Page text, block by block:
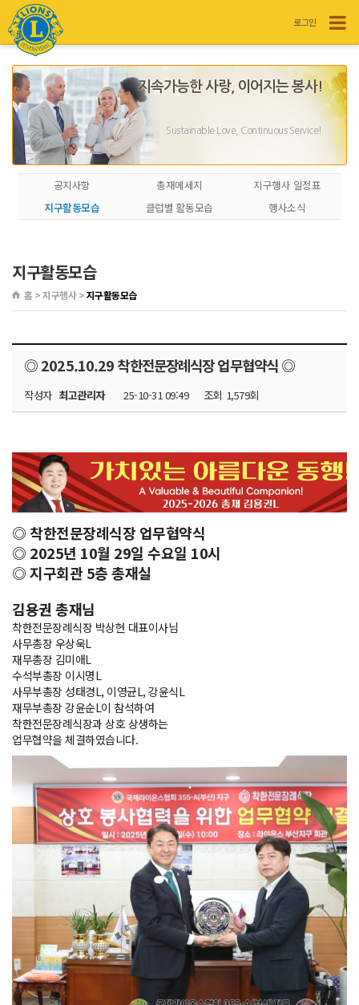
로그인
지속가능한 사랑, 이어지는 봉사!
Sustainable Love, Continuous Service!
공지사항 총재메세지
지구행사 일정표
지구활동모습
클럽별 활동모습 행사소식
지구활동모습
홈 > 지구행사 >지구활동모습
◎ 2025.10.29 착한전문장례식장 업무협약식 ◎
작성자 최고관리자 25-10-31 09:49 조회 1,579회
◎ 착한전문장례식장 업무협약식
◎ 2025년 10월 29일 수요일 10시
◎ 지구회관 5층 총재실
김용권 총재님
착한전문장례식장 박상현 대표이사님
사무총장 우상욱L
재무총장 김미애L
수석부총장 이시명L
사무부총장 성태경L, 이영균L, 강윤식L
재무부총장 강윤순L이 참석하여
착한전문장례식장과 상호 상생하는
업무협약을 체결하였습니다.